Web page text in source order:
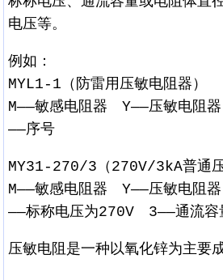
电压等。
例如：
MYL1-1（防雷用压敏电阻器）
M——敏感电阻器 Y——压敏电
——序号
MY31-270/3（270V/3kA普通压
M——敏感电阻器 Y——压敏电
——标称电压为270V 3——通流容
压敏电阻是一种以氧化锌为主要